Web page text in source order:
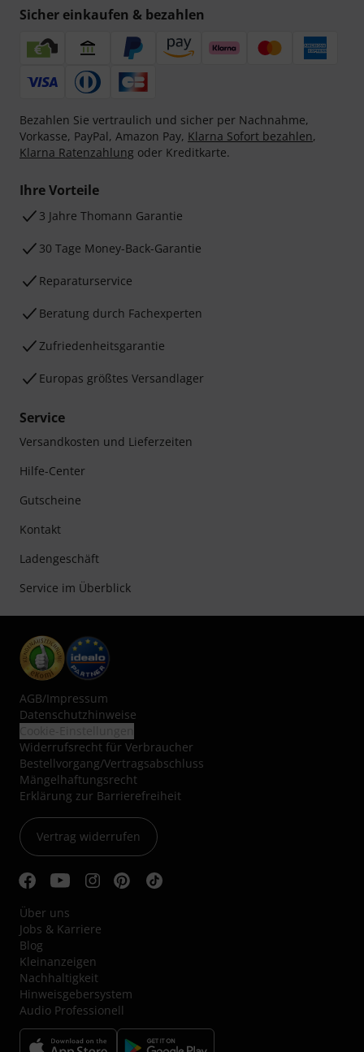
Sicher einkaufen & bezahlen
Bezahlen Sie vertraulich und sicher per Nachnahme,
Vorkasse, PayPal, Amazon Pay, Klarna Sofort bezahlen,
Klarna Ratenzahlung oder Kreditkarte.
Ihre Vorteile
3 Jahre Thomann Garantie
30 Tage Money-Back-Garantie
Reparaturservice
Beratung durch Fachexperten
Zufriedenheitsgarantie
Europas größtes Versandlager
Service
Versandkosten und Lieferzeiten
Hilfe-Center
Gutscheine
Kontakt
Ladengeschäft
Service im Überblick
AGB/Impressum
Datenschutzhinweise
Widerrufsrecht für Verbraucher
Bestellvorgang/Vertragsabschluss
Mängelhaftungsrecht
Erklärung zur Barrierefreiheit
Vertrag widerrufen
Über uns
Jobs & Karriere
Blog
Kleinanzeigen
Nachhaltigkeit
Hinweisgebersystem
Audio Professionell